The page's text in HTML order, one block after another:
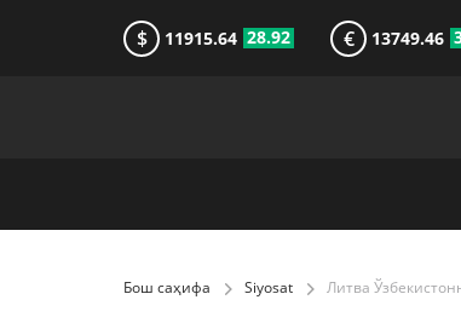
$ 11915.64 28.92 € 13749.46
Бош саҳифа Siyosat